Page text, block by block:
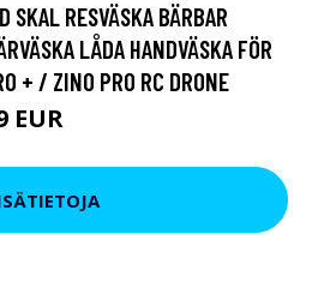
SKAL RESVÄSKA BÄRBAR
LÅDA HANDVÄSKA FÖR
+ / ZINO PRO RC DRONE
EUR